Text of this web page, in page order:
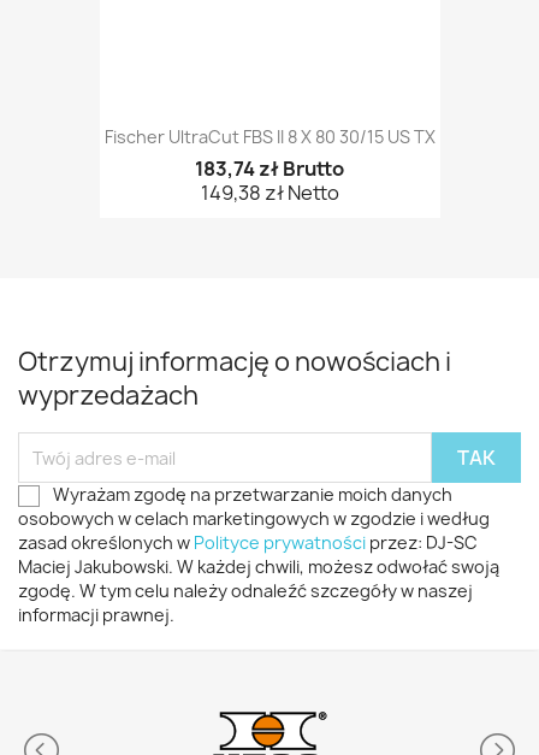
Fischer UltraCut FBS II 8 X 80 30/15 US TX
183,74 zł Brutto
149,38 zł Netto
Otrzymuj informację o nowościach i
wyprzedażach
Wyrażam zgodę na przetwarzanie moich danych
osobowych w celach marketingowych w zgodzie i według
zasad określonych w Polityce prywatności przez: DJ-SC
Maciej Jakubowski. W każdej chwili, możesz odwołać swoją
zgodę. W tym celu należy odnaleźć szczegóły w naszej
informacji prawnej.